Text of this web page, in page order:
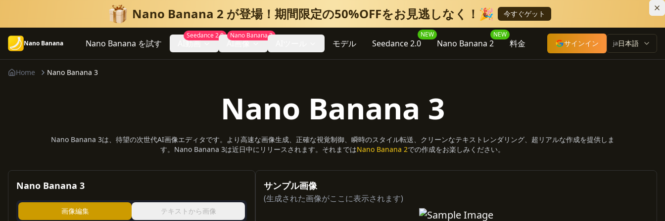
Nano Banana 2 が登場！期間限定の50%OFFをお見逃しなく！🎉 今すぐゲット
Nano Banana Nano Banana を試す AI動画
Seedance 2.0
AI画像
Nano Banana 2
モデル Seedance 2.0
NEW
Nano Banana 2
NEW
料金 サインイン ja日本語
Home Nano Banana 3
Nano Banana 3
Nano Banana 3は、待望の次世代AI画像エディタです。より高速な画像生成、正確な視覚制御、瞬時のスタイル転送、クリーンなテキストレンダリング、超リアルな作成を提供しま
す。Nano Banana 3は近日中にリリースされます。それまではNano Banana 2での作成をお楽しみください。
Nano Banana 3
画像編集 テキストから画像
サンプル画像
(生成された画像がここに表示されます)